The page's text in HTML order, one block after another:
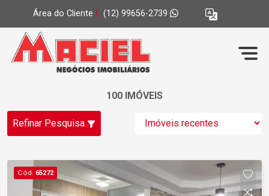
Área do Cliente (12) 99656-2739
100 IMÓVEIS
Refinar Pesquisa
Cód. 65272